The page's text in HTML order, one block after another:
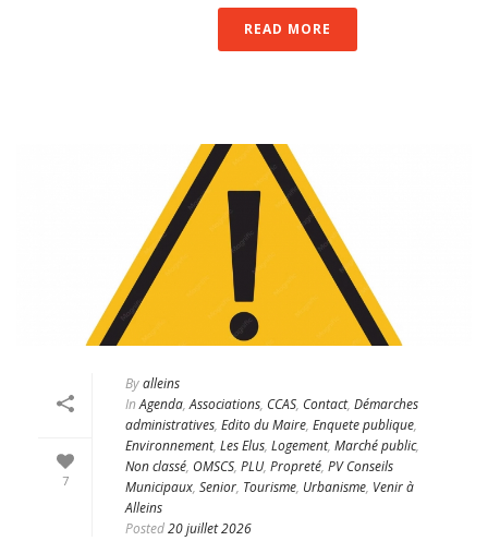
READ MORE
7
Byalleins
In Agenda,Associations, CCAS, Contact, Démarches
administratives, Edito du Maire, Enquete publique,
Environnement, Les Elus, Logement, Marché public,
Non classé, OMSCS, PLU, Propreté, PV Conseils
Municipaux, Senior, Tourisme, Urbanisme, Venir à
Alleins
Posted20 juillet 2026